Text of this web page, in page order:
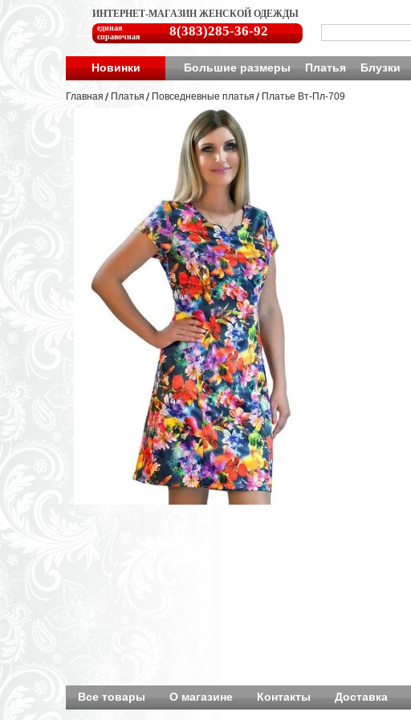
ИНТЕРНЕТ-МАГАЗИН ЖЕНСКОЙ ОДЕЖДЫ
единая
справочная
8(383)285-36-92
Новинки Большие размеры Платья Блузки
Главная Платья Повседневные платья Платье Вт-Пл-709
Все товары О магазине Контакты Доставка